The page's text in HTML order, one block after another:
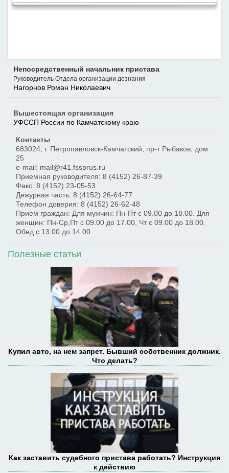
Непосредственный начальник пристава
Руководитель Отдела организации дознания
Нагорнов Роман Николаевич
Вышестоящая организация
УФССП России по Камчатскому краю
Контакты
683024 г. Петропавловск-Камчатский
пр-т Рыбаков, дом
25
e-mail: mail@r41.fssprus.ru
Приемная руководителя: 8 (4152) 26-87-39
Факс: 8 (4152) 23-05-53
Дежурная часть: 8 (4152) 26-64-77
Телефон доверия: 8 (4152) 26-62-48
Прием граждан: Для мужчин: Пн-Пт с 09.00 до 18.00. Для
женщин: Пн-Ср,Пт с 09.00 до 17.00, Чт с 09.00 до 18.00.
Обед с 13.00 до 14.00
Полезные статьи
Купил авто, на нем запрет. Бывший собственник должник.
Что делать?
Как заставить судебного пристава работать? Инструкция
к действию